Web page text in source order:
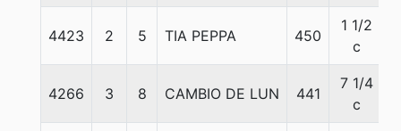
4423 2 5 TIA PEPPA 450
1 1/2
c
4266 3 8 CAMBIO DE LUN 441
7 1/4
c